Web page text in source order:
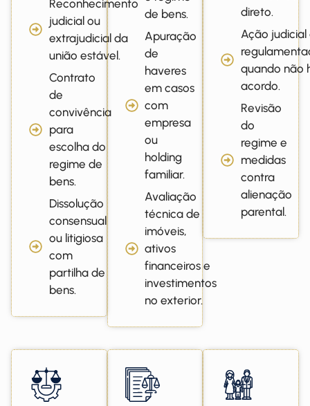
Reconhecimento
judicial ou
extrajudicial da
união estável.
Contrato
de
convivência
para
escolha do
regime de
bens.
Dissolução
consensual
ou litigiosa
com
partilha de
bens.
de bens.
Apuração
de
haveres
em casos
com
empresa
ou
holding
familiar.
Avaliação
técnica de
imóveis,
ativos
financeiros e
investimentos
no exterior.
direto.
Ação judicial
quando não
acordo.
Revisão
do
regime e
medidas
contra
alienação
parental.